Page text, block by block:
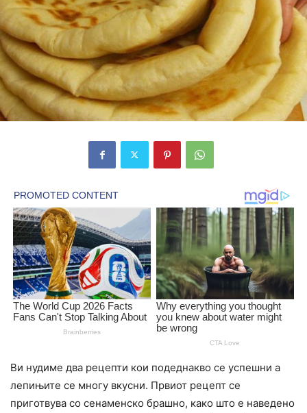
Ви нудиме два рецепти кои подеднакво се успешни а
лепињите се многу вкусни. Првиот рецепт се
приготвува со сенаменско брашно, како што е наведено